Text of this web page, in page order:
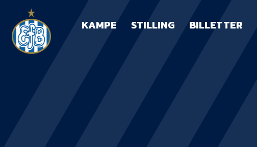
KAMPE STILLING BILLETTER